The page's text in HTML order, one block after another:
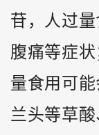
苷，人过量
腹痛等症
量食用可
兰头等草